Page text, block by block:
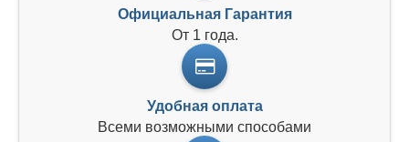
Официальная Гарантия
От 1 года.
Удобная оплата
Всеми возможными способами